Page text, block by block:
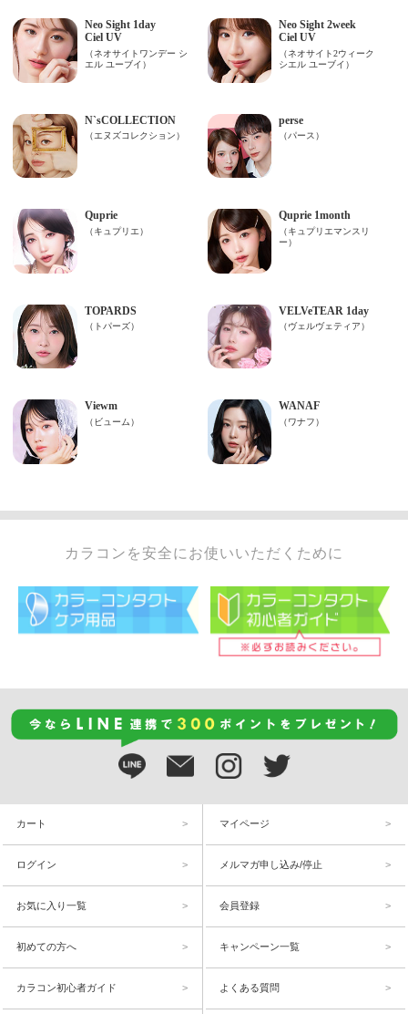
カラコンを安全にお使いいただくために
カート マイページ
ログイン メルマガ申し込み/停止
お気に入り一覧 会員登録
初めての方へ キャンペーン一覧
カラコン初心者ガイド よくある質問